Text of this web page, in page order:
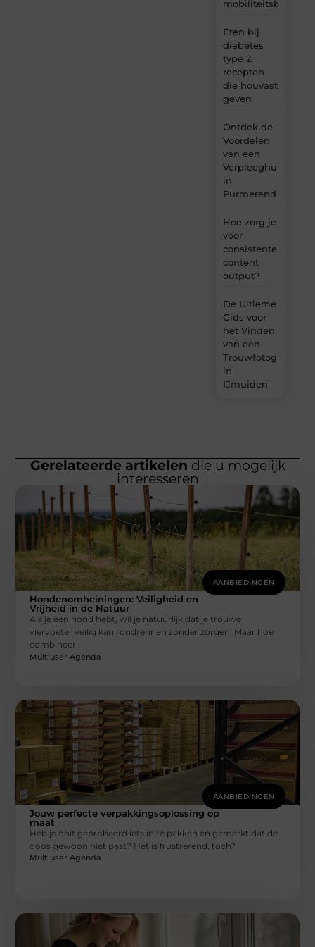
Eten bij
diabetes
type 2:
recepten
die houvast
geven
Ontdek de
Voordelen
van een
Verpleeghuis
in
Purmerend
Hoe zorg je
voor
consistente
content
output?
De Ultieme
Gids voor
het Vinden
van een
Trouwfotograaf
in
IJmuiden
Gerelateerde artikelen die u mogelijk
interesseren
AANBIEDINGEN
Hondenomheiningen: Veiligheid en
Vrijheid in de Natuur
Als je een hond hebt, wil je natuurlijk dat je trouwe
viervoeter veilig kan rondrennen zonder zorgen. Maar hoe
combineer
Multiuser Agenda
AANBIEDINGEN
Jouw perfecte verpakkingsoplossing op
maat
Heb je ooit geprobeerd iets in te pakken en gemerkt dat de
doos gewoon niet past? Het is frustrerend, toch?
Multiuser Agenda